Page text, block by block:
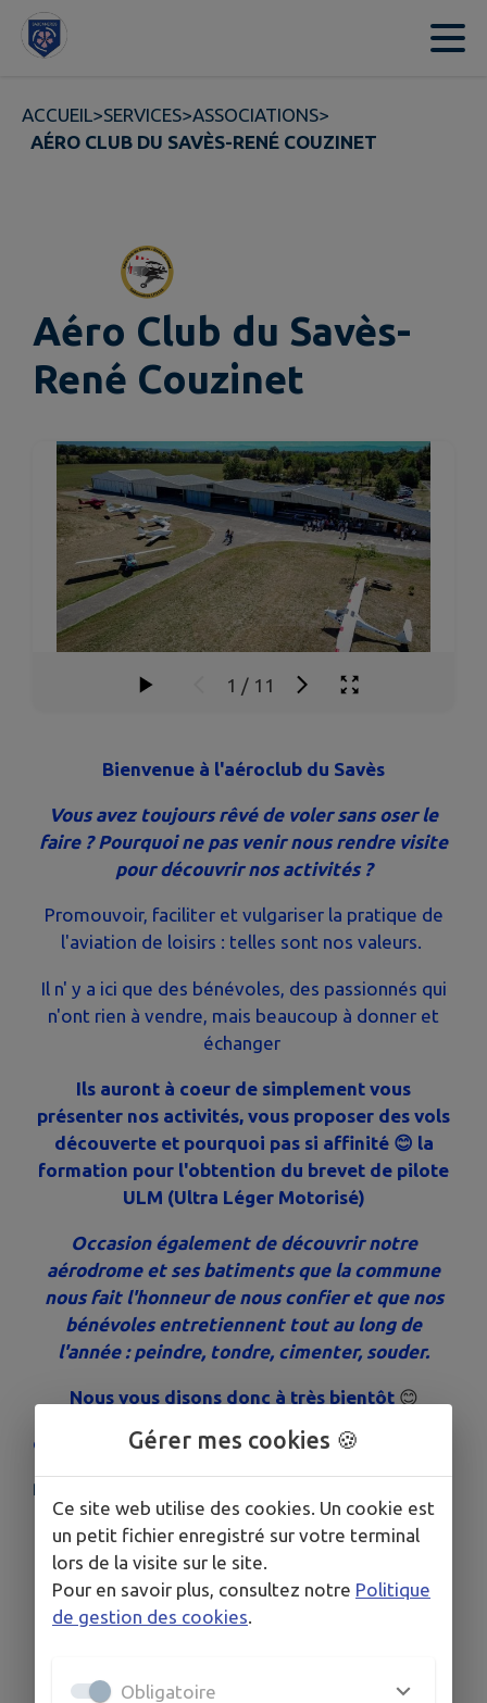
Contenu
ACCUEIL>SERVICES>ASSOCIATIONS>
AÉRO CLUB DU SAVÈS-RENÉ COUZINET
Aéro Club du Savès-
René Couzinet
1 / 11
Bienvenue à l'aéroclub du Savès
Vous avez toujours rêvé de voler sans oser le
faire ? Pourquoi ne pas venir nous rendre visite
pour découvrir nos activités ?
Promouvoir, faciliter et vulgariser la pratique de
l'aviation de loisirs : telles sont nos valeurs.
Il n' y a ici que des bénévoles, des passionnés qui
n'ont rien à vendre, mais beaucoup à donner et
échanger
Ils auront à coeur de simplement vous
présenter nos activités, vous proposer des vols
découverte et pourquoi pas si affinité 😊 la
formation pour l'obtention du brevet de pilote
ULM (Ultra Léger Motorisé)
Occasion également de découvrir notre
aérodrome et ses batiments que la commune
nous fait l'honneur de nous confier et que nos
bénévoles entretiennent tout au long de
l'année : peindre, tondre, cimenter, souder.
Nous vous disons donc à très bientôt 😊
contact : Jacques Darolles, Président
📧 :
Info de dernière minute
Vous etes cordialement invité à notre journée
des voisins qui se déroulera
Possibilité de participer au repas le midi
Gérer mes cookies 🍪
Ce site web utilise des cookies. Un cookie est
un petit fichier enregistré sur votre terminal
lors de la visite sur le site.
Pour en savoir plus, consultez notre Politique
de gestion des cookies.
Obligatoire